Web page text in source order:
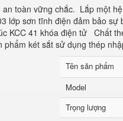
toàn vững chắc. Lắp một
lớp sơn tĩnh điện đảm bảo
KCC 41 khóa điện tử Chất
két sắt sử dụng thép
Tên sản phẩm
Model
Trọng lượng